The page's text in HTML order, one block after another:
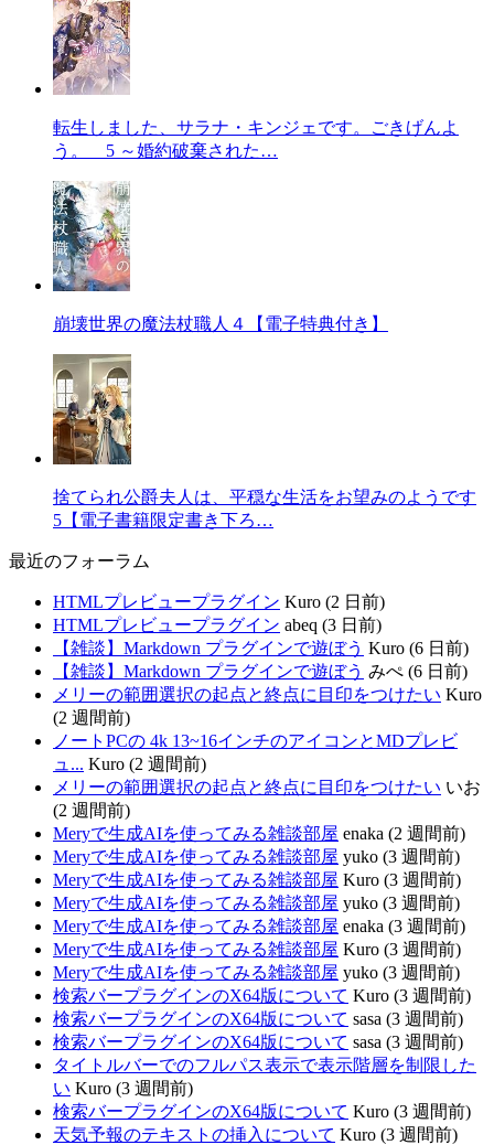
転生しました、サラナ・キンジェです。ごきげんよ
う。 5 ～婚約破棄された…
崩壊世界の魔法杖職人４【電子特典付き】
捨てられ公爵夫人は、平穏な生活をお望みのようです
5【電子書籍限定書き下ろ…
最近のフォーラム
HTMLプレビュープラグイン Kuro (2 日前)
HTMLプレビュープラグイン abeq (3 日前)
【雑談】Markdown プラグインで遊ぼう Kuro (6 日前)
【雑談】Markdown プラグインで遊ぼう みぺ (6 日前)
メリーの範囲選択の起点と終点に目印をつけたい Kuro
(2 週間前)
ノートPCの 4k 13~16インチのアイコンとMDプレビ
ュ... Kuro (2 週間前)
メリーの範囲選択の起点と終点に目印をつけたい いお
(2 週間前)
Meryで生成AIを使ってみる雑談部屋 enaka (2 週間前)
Meryで生成AIを使ってみる雑談部屋 yuko (3 週間前)
Meryで生成AIを使ってみる雑談部屋 Kuro (3 週間前)
Meryで生成AIを使ってみる雑談部屋 yuko (3 週間前)
Meryで生成AIを使ってみる雑談部屋 enaka (3 週間前)
Meryで生成AIを使ってみる雑談部屋 Kuro (3 週間前)
Meryで生成AIを使ってみる雑談部屋 yuko (3 週間前)
検索バープラグインのX64版について Kuro (3 週間前)
検索バープラグインのX64版について sasa (3 週間前)
検索バープラグインのX64版について sasa (3 週間前)
タイトルバーでのフルパス表示で表示階層を制限した
い Kuro (3 週間前)
検索バープラグインのX64版について Kuro (3 週間前)
天気予報のテキストの挿入について Kuro (3 週間前)